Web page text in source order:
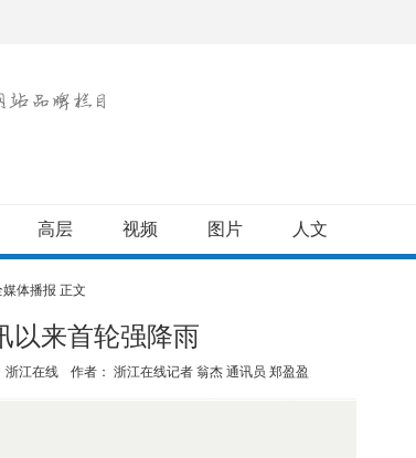
高层 视频 图片 人文
媒体播报 正文
以来首轮强降雨
浙江在线 作者： 浙江在线记者 翁杰 通讯员 郑盈盈